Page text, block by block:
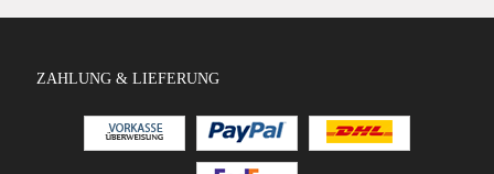
ZAHLUNG & LIEFERUNG